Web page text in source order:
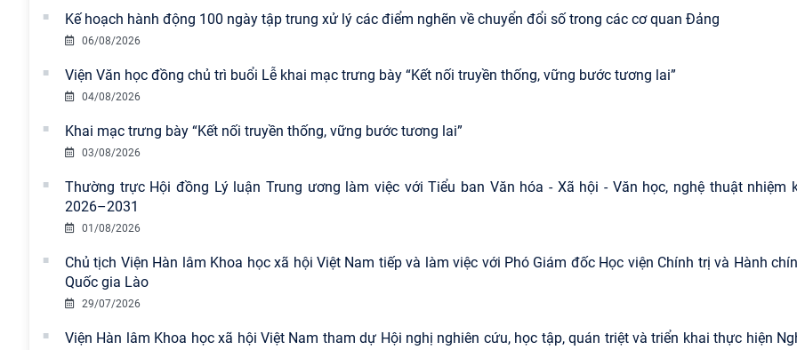
Kế hoạch hành động 100 ngày tập trung xử lý các điểm nghẽn về chuyển đổi số trong các cơ quan Đảng
06/08/2026
Viện Văn học đồng chủ trì buổi Lễ khai mạc trưng bày “Kết nối truyền thống, vững bước tương lai”
04/08/2026
Khai mạc trưng bày “Kết nối truyền thống, vững bước tương lai”
03/08/2026
Thường trực Hội đồng Lý luận Trung ương làm việc với Tiểu ban Văn hóa - Xã hội - Văn học, nghệ thuật nhiệm
2026–2031
01/08/2026
Chủ tịch Viện Hàn lâm Khoa học xã hội Việt Nam tiếp và làm việc với Phó Giám đốc Học viện Chính trị và Hành
Quốc gia Lào
29/07/2026
Viện Hàn lâm Khoa học xã hội Việt Nam tham dự Hội nghị nghiên cứu, học tập, quán triệt và triển khai thực hiện